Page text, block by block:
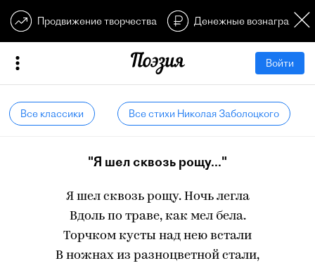
Продвижение творчества Денежные
Войти
Все классики Все стихи Николая Заболоцкого
"Я шел сквозь рощу..."
Я шел сквозь рощу. Ночь легла
Вдоль по траве, как мел бела.
Торчком кусты над нею встали
В ножнах из разноцветной стали,